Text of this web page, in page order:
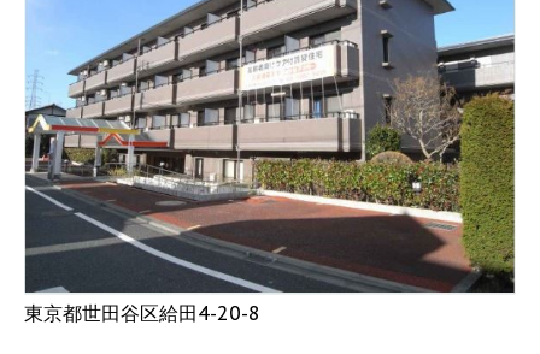
東京都世田谷区給田4-20-8